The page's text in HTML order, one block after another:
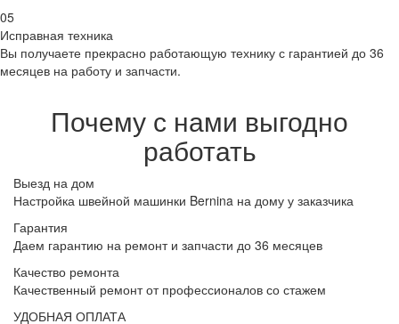
05
Исправная техника
Вы получаете прекрасно работающую технику с гарантией до 36
месяцев на работу и запчасти.
Почему с нами выгодно
работать
Выезд на дом
Настройка швейной машинки Bernina на дому у заказчика
Гарантия
Даем гарантию на ремонт и запчасти до 36 месяцев
Качество ремонта
Качественный ремонт от профессионалов со стажем
УДОБНАЯ ОПЛАТА